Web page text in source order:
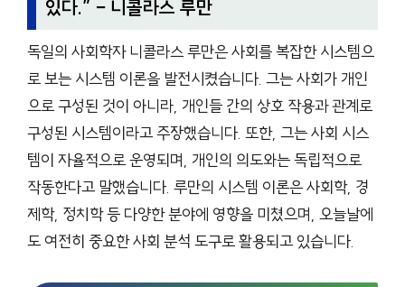
있다.” – 니콜라스 루만
독일의 사회학자 니콜라스 루만은 사회를 복잡한 시스템으
로 보는 시스템 이론을 발전시켰습니다. 그는 사회가 개인
으로 구성된 것이 아니라, 개인들 간의 상호 작용과 관계로
구성된 시스템이라고 주장했습니다. 또한, 그는 사회 시스
템이 자율적으로 운영되며, 개인의 의도와는 독립적으로
작동한다고 말했습니다. 루만의 시스템 이론은 사회학, 경
제학, 정치학 등 다양한 분야에 영향을 미쳤으며, 오늘날에
도 여전히 중요한 사회 분석 도구로 활용되고 있습니다.